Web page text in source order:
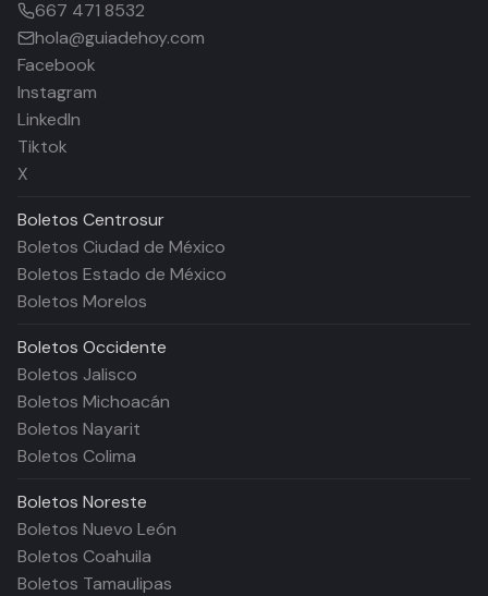
667 471 8532
hola@guiadehoy.com
Facebook
Instagram
LinkedIn
Tiktok
X
Boletos Centrosur
Boletos Ciudad de México
Boletos Estado de México
Boletos Morelos
Boletos Occidente
Boletos Jalisco
Boletos Michoacán
Boletos Nayarit
Boletos Colima
Boletos Noreste
Boletos Nuevo León
Boletos Coahuila
Boletos Tamaulipas